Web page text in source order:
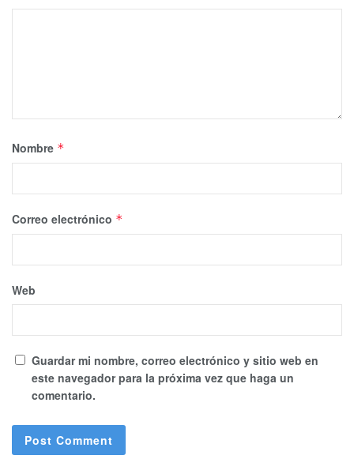
Nombre *
Correo electrónico *
Web
Guardar mi nombre, correo electrónico y sitio web en
este navegador para la próxima vez que haga un
comentario.